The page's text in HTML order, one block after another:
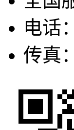
电话
传真